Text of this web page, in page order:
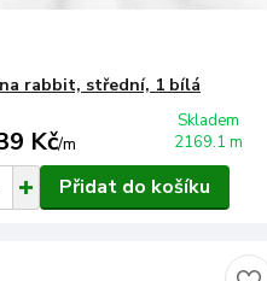
rabbit, střední, 1 bílá
Kč/m
Skladem
2169.1 m
Přidat do košíku